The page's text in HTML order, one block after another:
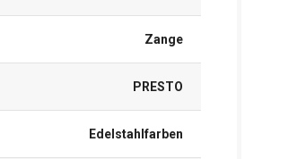
Zange
PRESTO
Edelstahlfarben